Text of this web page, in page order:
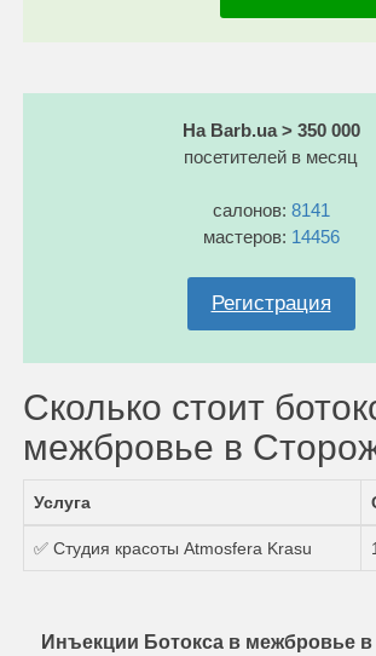
На Barb.ua > 350 000
посетителей в месяц
салонов: 8141
мастеров: 14456
Регистрация
Сколько стоит
межбровье в
Услуга
✅ Студия красоты Atmosfera Krasu
Инъекции Ботокса в межбровье в